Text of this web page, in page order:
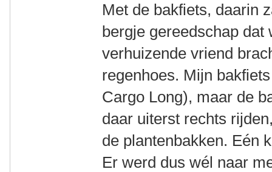
Met de bakfiets, daarin
bergje gereedschap dat
verhuizende vriend
regenhoes. Mijn
Cargo Long), maar de
daar uiterst rechts
de plantenbakken. Eén
Er werd dus wél naar